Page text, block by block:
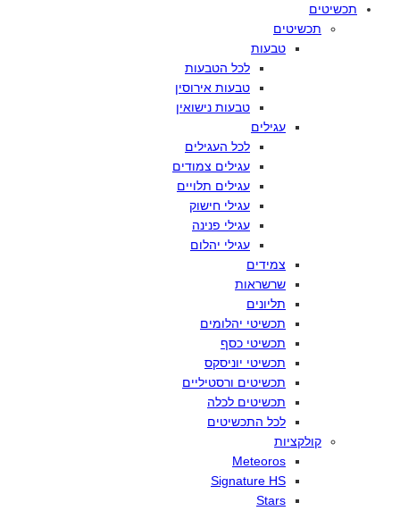
תכשיטים
תכשיטים
טבעות
לכל הטבעות
טבעות אירוסין
טבעות נישואין
עגילים
לכל העגילים
עגילים צמודים
עגילים תלויים
עגילי חישוק
עגילי פנינה
עגילי יהלום
צמידים
שרשראות
תליונים
תכשיטי יהלומים
תכשיטי כסף
תכשיטי יוניסקס
תכשיטים ורסטיליים
תכשיטים לכלה
לכל התכשיטים
קולקציות
Meteoros
Signature HS
Stars